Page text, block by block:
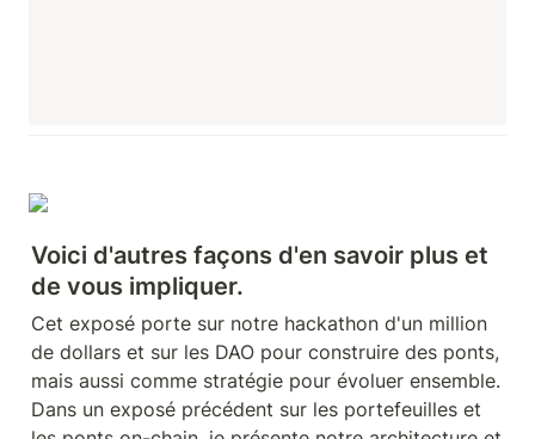
Voici d'autres façons d'en savoir plus et
de vous impliquer.
Cet exposé porte sur notre hackathon d'un million
de dollars et sur les DAO pour construire des ponts,
mais aussi comme stratégie pour évoluer ensemble.
Dans un exposé précédent sur les portefeuilles et